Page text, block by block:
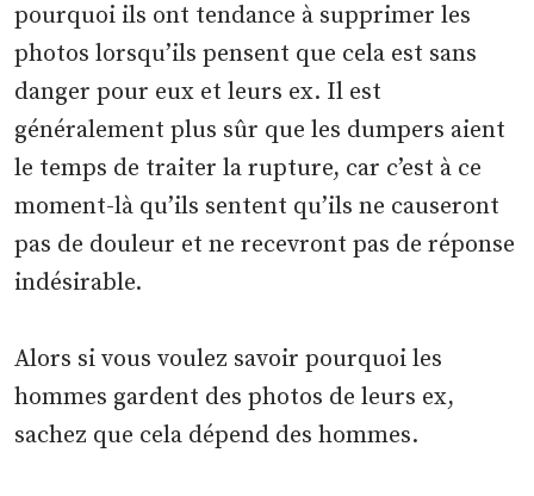
pourquoi ils ont tendance à supprimer les
photos lorsqu’ils pensent que cela est sans
danger pour eux et leurs ex. Il est
généralement plus sûr que les dumpers aient
le temps de traiter la rupture, car c’est à ce
moment-là qu’ils sentent qu’ils ne causeront
pas de douleur et ne recevront pas de réponse
indésirable.
Alors si vous voulez savoir pourquoi les
hommes gardent des photos de leurs ex,
sachez que cela dépend des hommes.